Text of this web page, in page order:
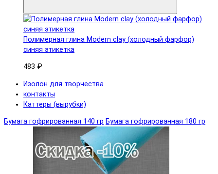
Полимерная глина Modern clay (холодный фарфор)
синяя этикетка
483 ₽
Изолон для творчества
контакты
Каттеры (вырубки)
Бумага гофрированная 140 гр Бумага гофрированная 180 гр